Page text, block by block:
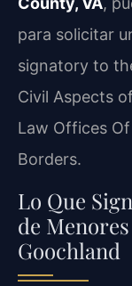
para solicitar
signatory to
Civil Aspects
Law Offices
Borders.
Lo Que
de
Goochland